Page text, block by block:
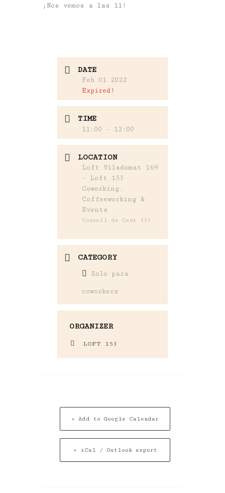
¡Nos vemos a las 11!
DATE
Feb 01 2022
Expired!
TIME
11:00 - 12:00
LOCATION
Loft Viladomat 169
- Loft 153
Coworking,
Coffeeworking &
Events
Consell de Cent 153
CATEGORY
Solo para
coworkers
ORGANIZER
LOFT 153
+ Add to Google Calendar
+ iCal / Outlook export